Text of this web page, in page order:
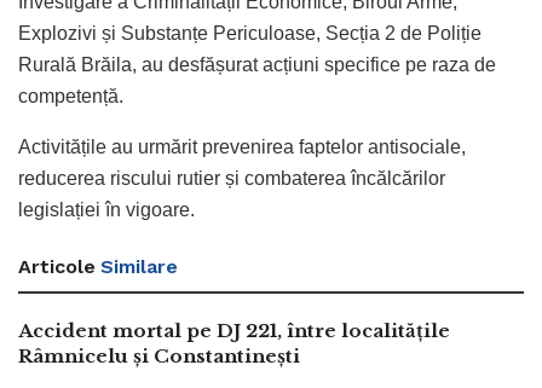
Explozivi și Substanțe Periculoase, Secția 2 de Poliție
Rurală Brăila, au desfășurat acțiuni specifice pe raza de
competență.
Activitățile au urmărit prevenirea faptelor antisociale,
reducerea riscului rutier și combaterea încălcărilor
legislației în vigoare.
Articole Similare
Accident mortal pe DJ 221, între localitățile
Râmnicelu și Constantinești